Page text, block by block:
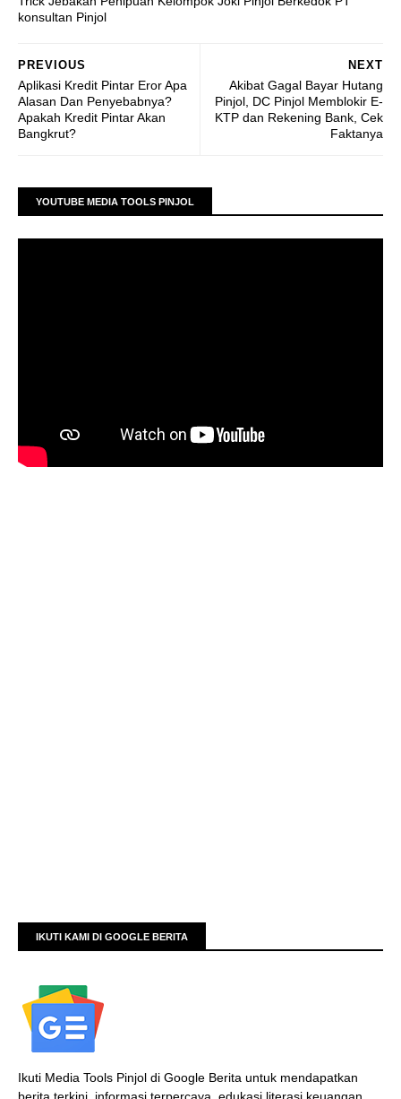
konsultan Pinjol
NEXT
Akibat Gagal Bayar Hutang
Pinjol, DC Pinjol Memblokir E-
KTP dan Rekening Bank, Cek
Faktanya
PREVIOUS
Aplikasi Kredit Pintar Eror Apa
Alasan Dan Penyebabnya?
Apakah Kredit Pintar Akan
Bangkrut?
YOUTUBE MEDIA TOOLS PINJOL
IKUTI KAMI DI GOOGLE BERITA
Ikuti Media Tools Pinjol di Google Berita untuk mendapatkan
berita terkini, informasi terpercaya, edukasi literasi keuangan,